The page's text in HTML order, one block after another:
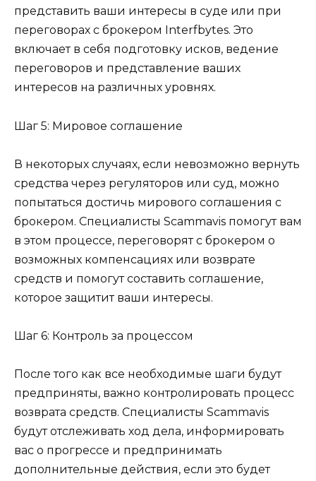
представить ваши интересы в суде или при
переговорах с брокером Interfbytes. Это
включает в себя подготовку исков, ведение
переговоров и представление ваших
интересов на различных уровнях.
Шаг 5: Мировое соглашение
В некоторых случаях, если невозможно вернуть
средства через регуляторов или суд, можно
попытаться достичь мирового соглашения с
брокером. Специалисты Scammavis помогут вам
в этом процессе, переговорят с брокером о
возможных компенсациях или возврате
средств и помогут составить соглашение,
которое защитит ваши интересы.
Шаг 6: Контроль за процессом
После того как все необходимые шаги будут
предприняты, важно контролировать процесс
возврата средств. Специалисты Scammavis
будут отслеживать ход дела, информировать
вас о прогрессе и предпринимать
дополнительные действия, если это будет